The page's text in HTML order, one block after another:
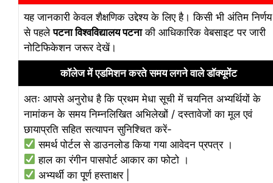
यह जानकारी केवल शैक्षणिक उद्देश्य के लिए है। किसी भी अंतिम निर्णय
से पहलेपटना विश्वविद्यालय पटनाकी आधिकारिक वेबसाइट पर जारी
नोटिफिकेशन जरूर देखें।
कॉलेज में एडमिशन करते समय लगने वाले डॉक्यूमेंट
अतः आपसे अनुरोध है कि प्रथम मेधा सूची में चयनित अभ्यर्थियों के
नामांकन के समय निम्नलिखित अभिलेखों / दस्तावेजों का मूल एवं
छायाप्रति सहित सत्यापन सुनिश्चित करें-
समर्थ पोर्टल से डाउनलोड किया गया आवेदन प्रपत्र ।
हाल का रंगीन पासपोर्ट आकार का फोटो ।
अभ्यर्थी का पूर्ण हस्ताक्षर |